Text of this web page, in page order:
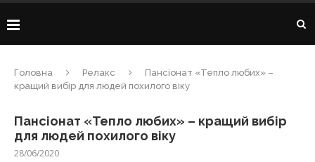
Головна Релакс
Пансіонат «Тепло любих» –
кращий вибір для людей похилого віку
Пансіонат «Тепло любих» – кращий вибір
для людей похилого віку
28/06/2020